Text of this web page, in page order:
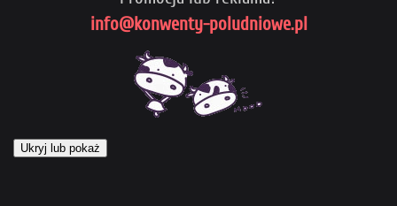
info@konwenty-poludniowe.pl
Ukryj lub pokaż